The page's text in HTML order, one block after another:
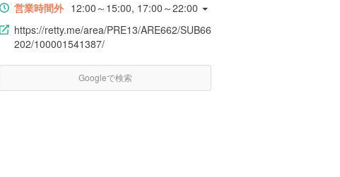
営業時間外 12:00～15:00, 17:00～22:00
https://retty.me/area/PRE13/ARE662/SUB66
202/100001541387/
Googleで検索